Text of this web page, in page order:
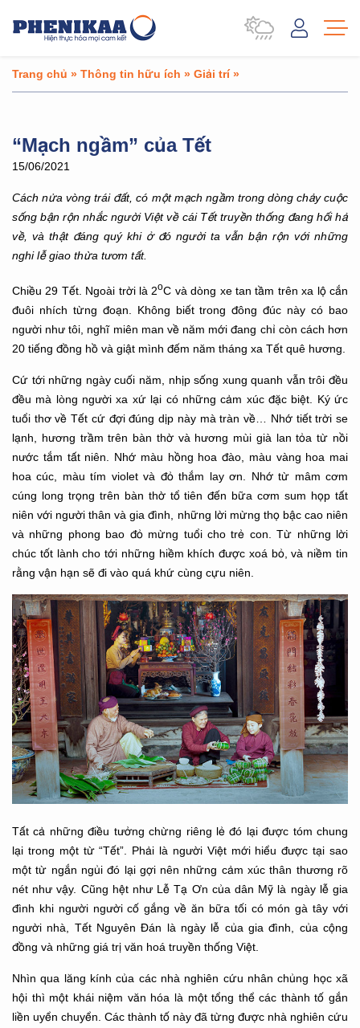
Trang chủ » Thông tin hữu ích » Giải trí»
“Mạch ngầm” của Tết
15/06/2021
Cách nửa vòng trái đất, có một mạch ngầm trong dòng chảy cuộc
sống bận rộn nhắc người Việt về cái Tết truyền thống đang hối hả
về, và thật đáng quý khi ở đó người ta vẫn bận rộn với những
nghi lễ giao thừa tươm tất.
Chiều 29 Tết. Ngoài trời là 2oC và dòng xe tan tầm trên xa lộ cắn
đuôi nhích từng đoạn. Không biết trong đông đúc này có bao
người như tôi, nghĩ miên man về năm mới đang chỉ còn cách hơn
20 tiếng đồng hồ và giật mình đếm năm tháng xa Tết quê hương.
Cứ tới những ngày cuối năm, nhịp sống xung quanh vẫn trôi đều
đều mà lòng người xa xứ lại có những cảm xúc đặc biệt. Ký ức
tuổi thơ về Tết cứ đợi đúng dịp này mà tràn về… Nhớ tiết trời se
lạnh, hương trầm trên bàn thờ và hương mùi già lan tỏa từ nồi
nước tắm tất niên. Nhớ màu hồng hoa đào, màu vàng hoa mai
hoa cúc, màu tím violet và đỏ thắm lay ơn. Nhớ từ mâm cơm
cúng long trọng trên bàn thờ tổ tiên đến bữa cơm sum họp tất
niên với người thân và gia đình, những lời mừng thọ bậc cao niên
và những phong bao đỏ mừng tuổi cho trẻ con. Từ những lời
chúc tốt lành cho tới những hiềm khích được xoá bỏ, và niềm tin
rằng vận hạn sẽ đi vào quá khứ cùng cựu niên.
Tất cả những điều tưởng chừng riêng lẻ đó lại được tóm chung
lại trong một từ “Tết”. Phải là người Việt mới hiểu được tại sao
một từ ngắn ngủi đó lại gợi nên những cảm xúc thân thương rõ
nét như vậy. Cũng hệt như Lễ Tạ Ơn của dân Mỹ là ngày lễ gia
đình khi người người cố gắng về ăn bữa tối có món gà tây với
người nhà, Tết Nguyên Đán là ngày lễ của gia đình, của cộng
đồng và những giá trị văn hoá truyền thống Việt.
Nhìn qua lăng kính của các nhà nghiên cứu nhân chủng học xã
hội thì một khái niệm văn hóa là một tổng thể các thành tố gắn
liền uyển chuyển. Các thành tố này đã từng được nhà nghiên cứu